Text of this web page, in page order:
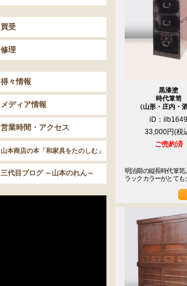
黒漆塗
時代箪笥
（山形・庄内・
iD：ilb1649
33,000円
ご売約済
明治期の縦長時代箪笥
ラックカラーがとても
買受
修理
得々情報
メディア情報
営業時間・アクセス
山本商店の本「和家具をたのしむ」
三代目ブログ ～山本のれん～